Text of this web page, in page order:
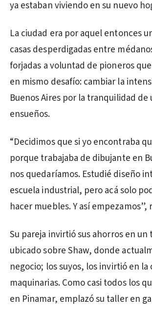
ya estaban viviendo en su nuevo
La ciudad era por aquel entonces
casas desperdigadas entre
forjadas a voluntad de pioneros
en mismo desafío: cambiar la
Buenos Aires por la tranquilidad de
ensueños.
“Decidimos que si yo encontraba
porque trabajaba de dibujante en
nos quedaríamos. Estudié diseño
escuela industrial, pero acá solo
hacer muebles. Y así empezamos”,
Su pareja invirtió sus ahorros en
ubicado sobre Shaw, donde
negocio; los suyos, los invirtió en la
maquinarias. Como casi todos los
en Pinamar, emplazó su taller en